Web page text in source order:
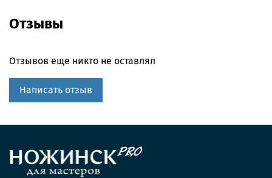
Отзывы
Отзывов еще никто не оставлял
Написать отзыв